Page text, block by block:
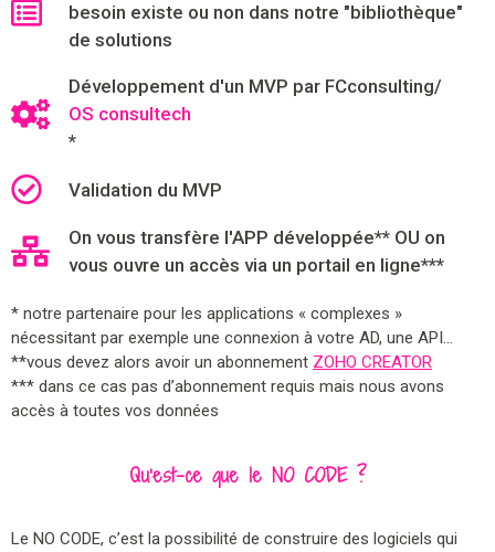
besoin existe ou non dans notre "bibliothèque"
de solutions
Développement d'un MVP par FCconsulting/
OS consultech
*
Validation du MVP
On vous transfère l'APP développée** OU on
vous ouvre un accès via un portail en ligne***
* notre partenaire pour les applications « complexes »
nécessitant par exemple une connexion à votre AD, une API…
**vous devez alors avoir un abonnement ZOHO CREATOR
*** dans ce cas pas d’abonnement requis mais nous avons
accès à toutes vos données
Qu’est-ce que le NO CODE ?
Le NO CODE, c’est la possibilité de construire des logiciels qui